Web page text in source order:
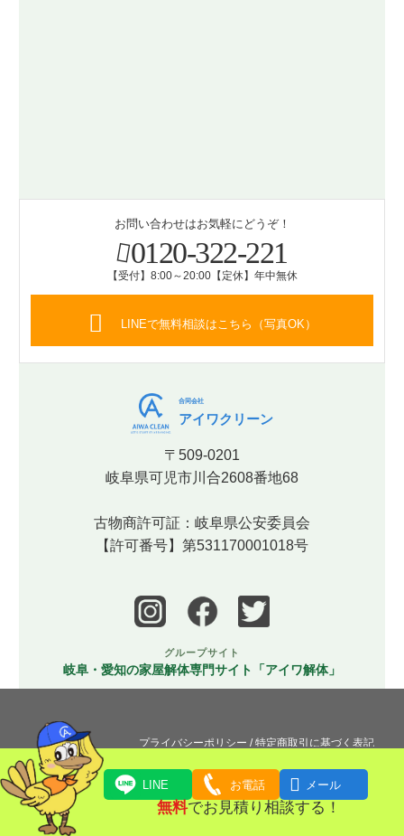
お問い合わせはお気軽にどうぞ！
0120-322-221
【受付】8:00～20:00【定休】年中無休
LINEで無料相談はこちら（写真OK）
合同会社
アイワクリーン
〒509-0201
岐阜県可児市川合2608番地68
古物商許可証：岐阜県公安委員会
【許可番号】第531170001018号
グループサイト
岐阜・愛知の家屋解体専門サイト「アイワ解体」
プライバシーポリシー /特定商取引に基づく表記
Copyright (C) 2023岐阜・愛知エリアを中心に家財・遺品整理・片付け・特集清掃なら合同会社アイワクリー
ン | 全国対応可能.
All rights Reserved.
LINE お電話  メール
無料でお見積り相談する！